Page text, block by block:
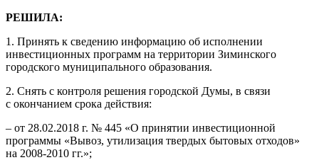
РЕШИЛА:
1. Принять к сведению информацию об исполнении
инвестиционных программ на территории Зиминского
городского муниципального образования.
2. Снять с контроля решения городской Думы, в связи
с окончанием срока действия:
– от 28.02.2018 г. № 445 «О принятии инвестиционной
программы «Вывоз, утилизация твердых бытовых отходов»
на 2008-2010 гг.»;